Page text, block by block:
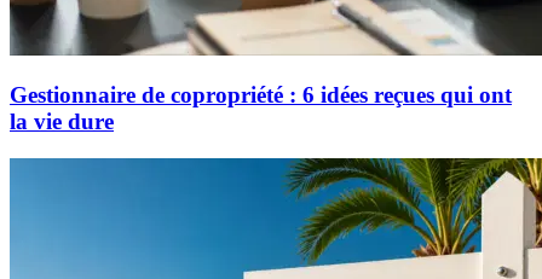
Gestionnaire de copropriété : 6 idées reçues qui ont
la vie dure